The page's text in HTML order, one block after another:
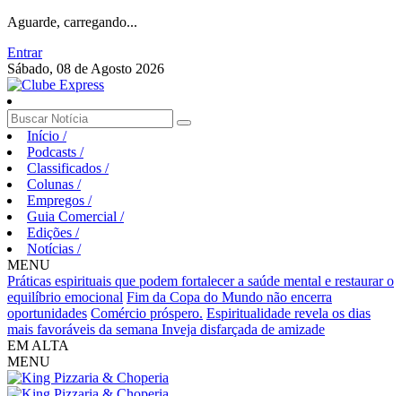
Aguarde, carregando...
Entrar
Sábado, 08 de Agosto 2026
Início /
Podcasts /
Classificados /
Colunas /
Empregos /
Guia Comercial /
Edições /
Notícias /
MENU
Práticas espirituais que podem fortalecer a saúde mental e restaurar o
equilíbrio emocional Fim da Copa do Mundo não encerra
oportunidades Comércio próspero. Espiritualidade revela os dias
mais favoráveis da semana Inveja disfarçada de amizade
EM ALTA
MENU